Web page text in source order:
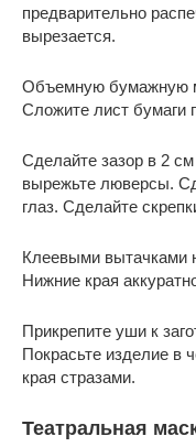
предварительно
вырезается.
Объемную бумажную
Сложите лист бумаги
Сделайте зазор в 2
вырежьте люверсы.
глаз. Сделайте
Клеевыми вытачками
Нижние края
Прикрепите уши к
Покрасьте изделие в
края стразами.
Театральная